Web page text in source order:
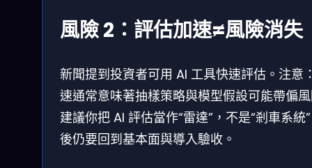
風險 2：評估加速≠風險消失
新聞提到投資者可用 AI 工具快速評估。注意
速通常意味著抽樣策略與模型假設可能帶偏
建議你把 AI 評估當作“雷達”，不是“剎車系統
後仍要回到基本面與導入驗收。